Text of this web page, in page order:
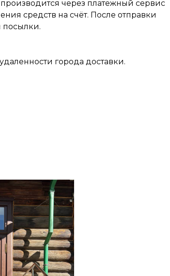
через платежный сервис
средств на счёт. После отправки
посылки.
города доставки.